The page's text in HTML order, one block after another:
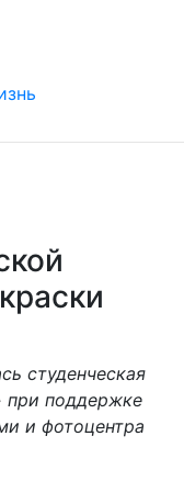
студенческая
при поддержке
и фотоцентра